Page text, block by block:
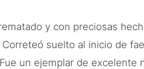
y con preciosas
suelto al inicio de
un ejemplar de excelente